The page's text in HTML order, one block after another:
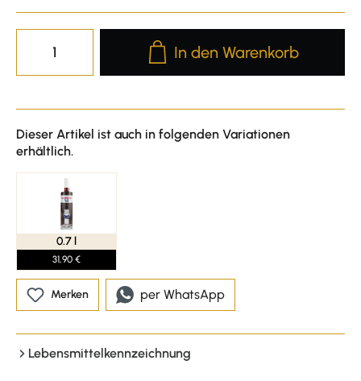
Produkt Anzahl: Gib den
In den Warenkorb
Dieser Artikel ist auch in folgenden Variationen
erhältlich.
0.7 l
31,90 €
Merken per WhatsApp
Lebensmittelkennzeichnung